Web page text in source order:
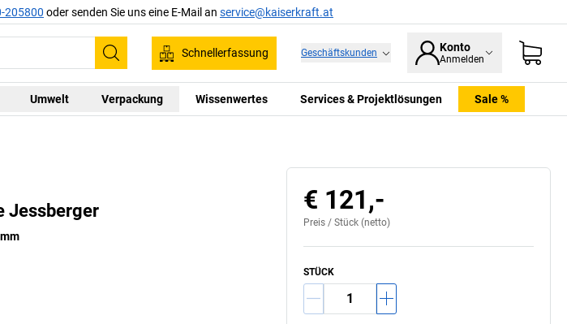
205800 oder senden Sie uns eine E-Mail an service@kaiserkraft.at
Suchen
Schnellerfassung Geschäftskunden Konto
Anmelden
Umwelt Verpackung Wissenwertes Services & Projektlösungen Sale %
Jessberger € 121,-
Preis / Stück (netto)
STÜCK